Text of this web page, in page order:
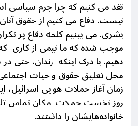
نقد می کنیم که چرا جرم سیاسی
نیست.دفاع می کنیم از حقوق
بشری.می بینیم کلمه دفاع پر
موجب شده که ما نیمی از کاری که
دهیم. با درک اینکه زندان،حتی در
محل تعلیق حقوق و حیات
زمان آغاز حملات هوایی اسرائیل،
روز نخست حملات امکان تماس
خانواده‌هایشان را داشتند.